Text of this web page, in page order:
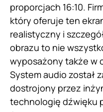
proporcjach 16:10.
który oferuje ten
realistyczny i
obrazu to nie
wyposażony także w
System audio został
dostrojony przez
technologię dźwięku